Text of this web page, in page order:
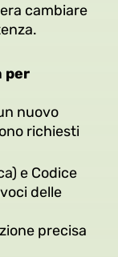
cambiare
per
nuovo
richiesti
e Codice
delle
precisa